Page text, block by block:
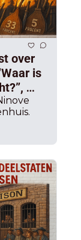
over
is
in de